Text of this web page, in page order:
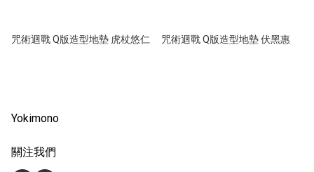
咒術迴戰 Q版造型地墊 虎杖悠仁 咒術迴戰 Q版造型地墊 伏黑惠
Yokimono
關注我們